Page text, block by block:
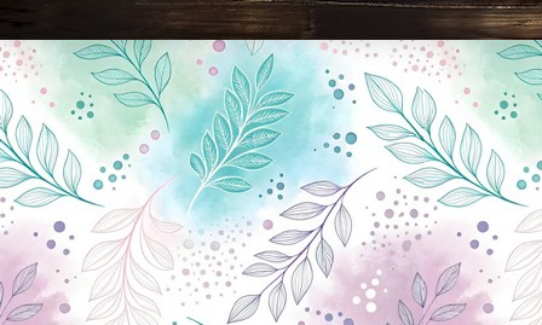
Новини Чернігова, Чернігівські новини, Чернігівський формат, новини Чернігова, події в Чернігові: політика, економіка, аналітика, культура, відеоновини, екологія, спортивний Чернігів, туризм, Чернігів